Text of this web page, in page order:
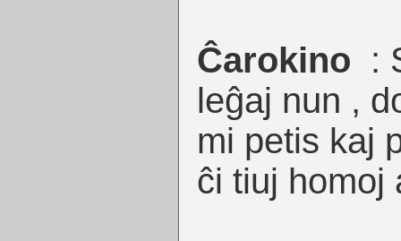
Ĉarokino :
leĝaj nun ,
mi petis kaj
ĉi tiuj homoj